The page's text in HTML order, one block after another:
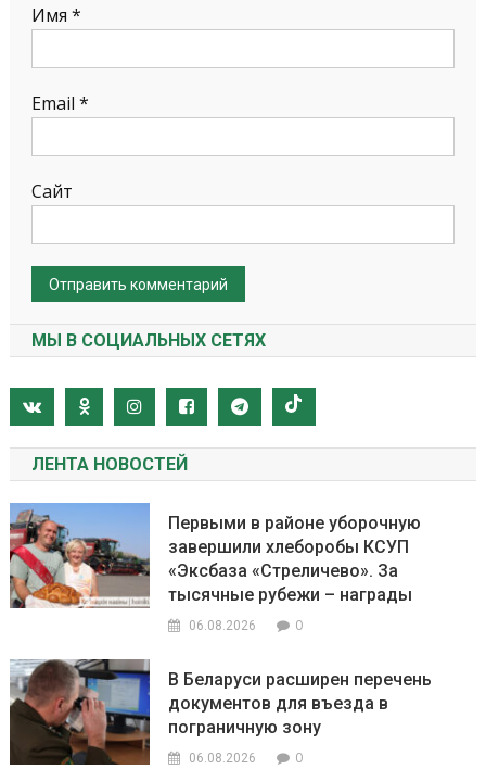
Имя *
Email *
Сайт
МЫ В СОЦИАЛЬНЫХ СЕТЯХ
ЛЕНТА НОВОСТЕЙ
Первыми в районе уборочную
завершили хлеборобы КСУП
«Эксбаза «Стреличево». За
тысячные рубежи – награды
06.08.2026 0
В Беларуси расширен перечень
документов для въезда в
пограничную зону
06.08.2026 0